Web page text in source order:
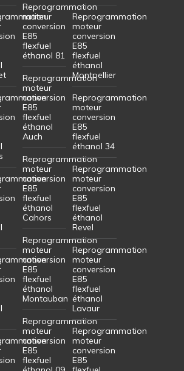
Reprogrammation
moteur
conversion
E85
flexfuel
éthanol 81
Reprogrammation
moteur
conversion
E85
flexfuel
éthanol
Auch
Reprogrammation
moteur
conversion
E85
flexfuel
éthanol
Cahors
Reprogrammation
moteur
conversion
E85
flexfuel
éthanol
Montauban
Reprogrammation
moteur
conversion
E85
flexfuel
Reprogrammation
moteur
conversion
E85
flexfuel
éthanol
Montpellier
Reprogrammation
moteur
conversion
E85
flexfuel
éthanol 34
Reprogrammation
moteur
conversion
E85
flexfuel
éthanol
Revel
Reprogrammation
moteur
conversion
E85
flexfuel
éthanol
Lavaur
Reprogrammation
moteur
conversion
E85